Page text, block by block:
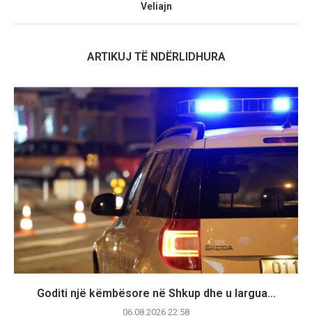
Veliajn
ARTIKUJ TË NDËRLIDHURA
Goditi një këmbësore në Shkup dhe u largua...
06.08.2026 22:58